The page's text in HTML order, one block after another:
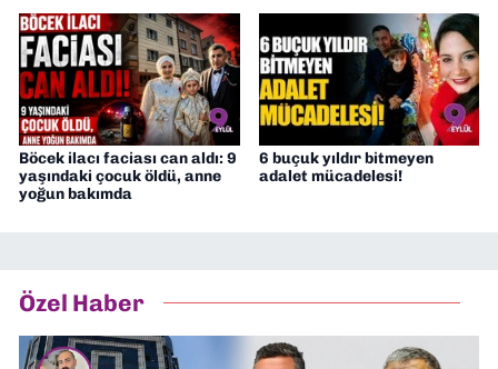
Böcek ilacı faciası can aldı: 9
yaşındaki çocuk öldü, anne
yoğun bakımda
6 buçuk yıldır bitmeyen
adalet mücadelesi!
Özel Haber